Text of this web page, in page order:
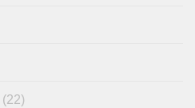
(22)